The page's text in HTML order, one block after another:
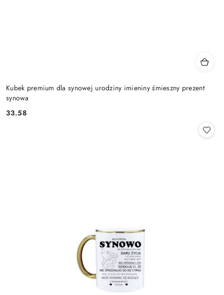
Kubek premium dla synowej urodziny imieniny śmieszny prezent
synowa
Cena:
33.58